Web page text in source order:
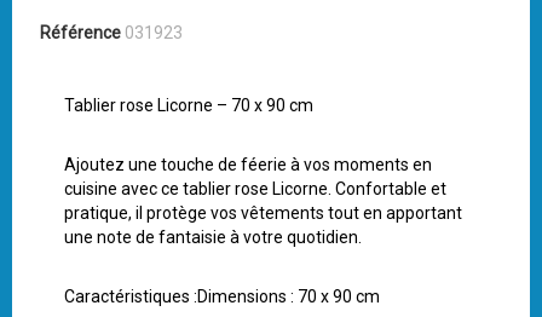
Référence 031923
Tablier rose Licorne – 70 x 90 cm
Ajoutez une touche de féerie à vos moments en
cuisine avec ce tablier rose Licorne. Confortable et
pratique, il protège vos vêtements tout en apportant
une note de fantaisie à votre quotidien.
Caractéristiques :Dimensions : 70 x 90 cm